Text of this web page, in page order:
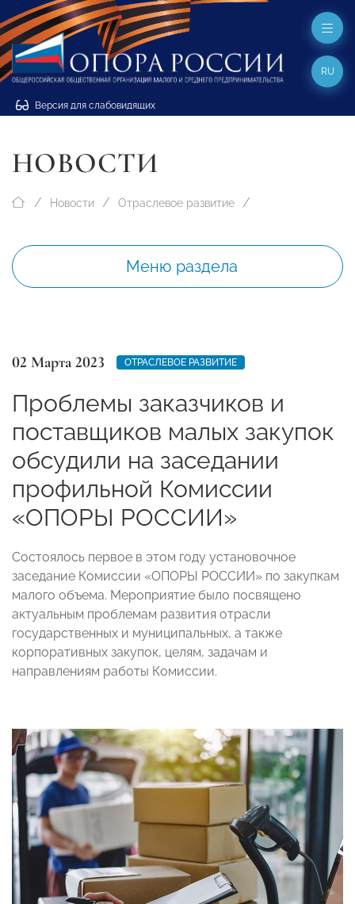
Версия для слабовидящих
RU
НОВОСТИ
Новости Отраслевое развитие
Меню раздела
02 Марта 2023 ОТРАСЛЕВОЕ РАЗВИТИЕ
Проблемы заказчиков и
поставщиков малых закупок
обсудили на заседании
профильной Комиссии
«ОПОРЫ РОССИИ»
Состоялось первое в этом году установочное
заседание Комиссии «ОПОРЫ РОССИИ» по закупкам
малого объема. Мероприятие было посвящено
актуальным проблемам развития отрасли
государственных и муниципальных, а также
корпоративных закупок, целям, задачам и
направлениям работы Комиссии.